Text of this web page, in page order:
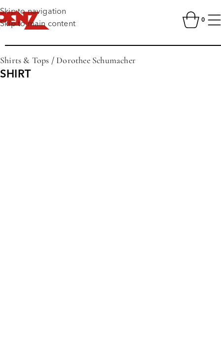
Skip to navigation
Skip to main content
0
Shirts & Tops / Dorothee Schumacher
SHIRT